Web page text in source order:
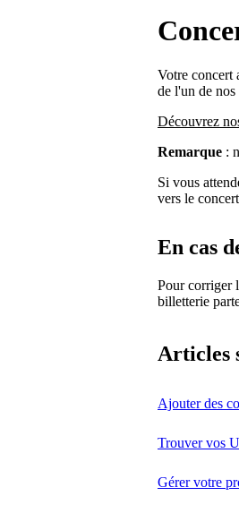
Votre concert
de l'un de nos
Découvrez
Remarque :
Si vous
vers le
En cas
Pour corriger
billetterie
Articles
Ajouter des
Trouver vos
Gérer votre